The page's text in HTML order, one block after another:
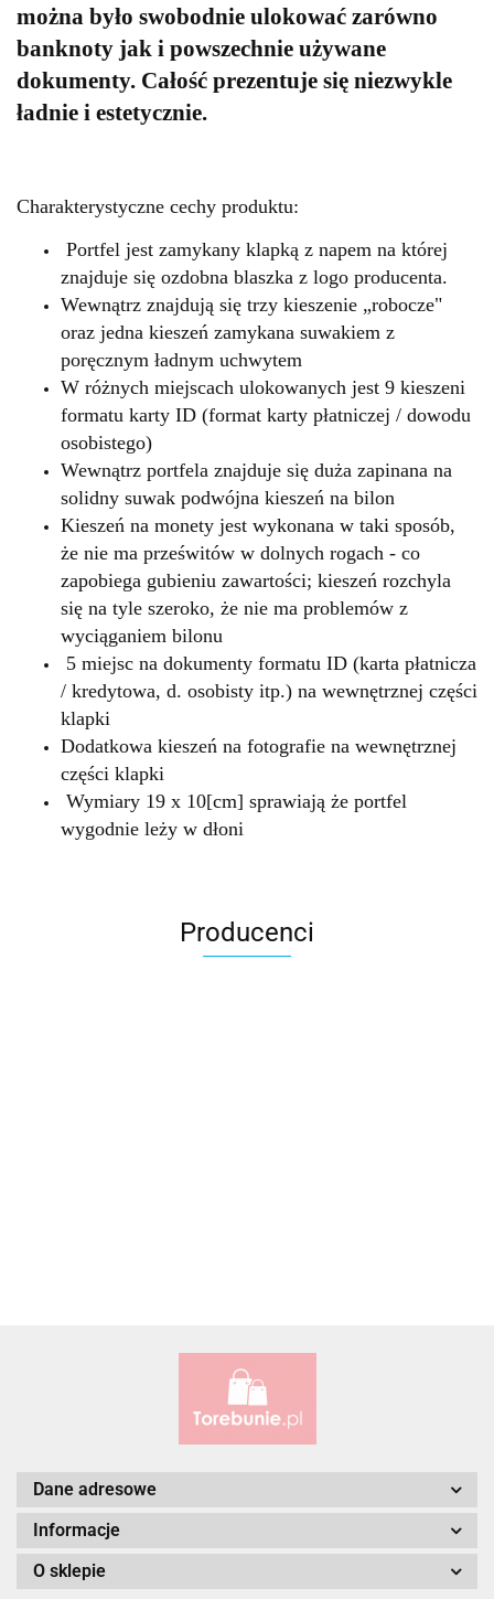
można było swobodnie ulokować zarówno
banknoty jak i powszechnie używane
dokumenty. Całość prezentuje się niezwykle
ładnie i estetycznie.
Charakterystyczne cechy produktu:
Portfel jest zamykany klapką z napem na której
znajduje się ozdobna blaszka z logo producenta.
Wewnątrz znajdują się trzy kieszenie „robocze"
oraz jedna kieszeń zamykana suwakiem z
poręcznym ładnym uchwytem
W różnych miejscach ulokowanych jest 9 kieszeni
formatu karty ID (format karty płatniczej / dowodu
osobistego)
Wewnątrz portfela znajduje się duża zapinana na
solidny suwak podwójna kieszeń na bilon
Kieszeń na monety jest wykonana w taki sposób,
że nie ma prześwitów w dolnych rogach - co
zapobiega gubieniu zawartości; kieszeń rozchyla
się na tyle szeroko, że nie ma problemów z
wyciąganiem bilonu
5 miejsc na dokumenty formatu ID (karta płatnicza
/ kredytowa, d. osobisty itp.) na wewnętrznej części
klapki
Dodatkowa kieszeń na fotografie na wewnętrznej
części klapki
Wymiary 19 x 10[cm] sprawiają że portfel
wygodnie leży w dłoni
Producenci
Alessandro Paoli
Dane adresowe
Informacje
O sklepie